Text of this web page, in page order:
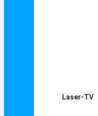
Laser-TV